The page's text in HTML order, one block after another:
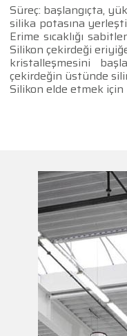
Süreç: başlangıçta,
silika potasına
Erime sıcaklığı
Silikon çekirdeği
kristalleşmesini
çekirdeğin üstünde
Silikon elde etmek